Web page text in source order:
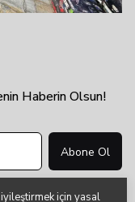
için yasal
Haberin Olsun!
Abone Ol